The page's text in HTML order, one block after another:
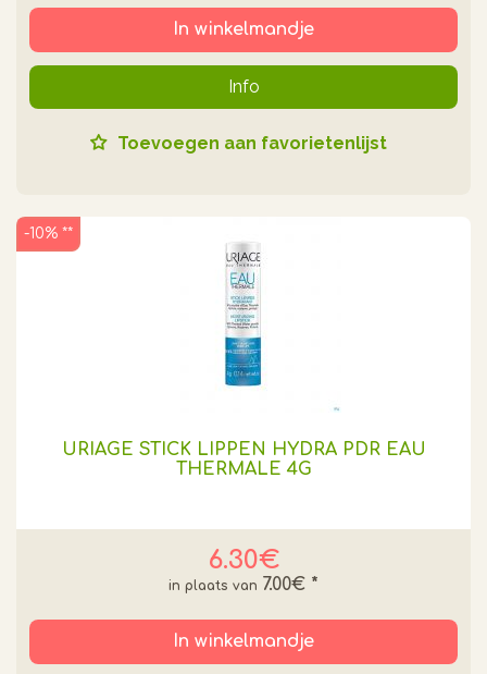
In winkelmandje
Info
Toevoegen aan favorietenlijst
URIAGE STICK LIPPEN HYDRA PDR EAU
THERMALE 4G
6.30€
7.00€ *
-10% **
In winkelmandje